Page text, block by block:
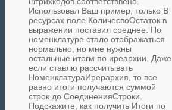
Использовал Ваш пример, только В
ресурсах поле КоличесвоОстаток в
выражении поставил среднее. По
номенклатуре стало отображаться
нормально, но мне нужны
остальные итогм по иреархии. Даже
если ставлю рассчитывать
НоменклатураИрерархия, то все
равно итоги получаются суммой
строк до СоединенияСтроки.
Подскажите, как получить Итоги по